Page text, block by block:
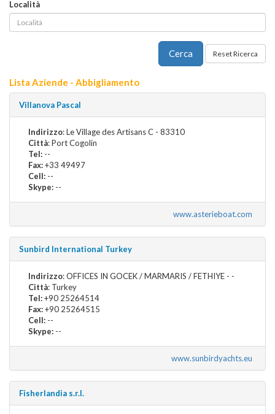
Località
Lista Aziende - Abbigliamento
Villanova Pascal
Indirizzo: Le Village des Artisans C - 83310
Città: Port Cogolin
Tel: --
Fax:+33 49497
Cell: --
Skype: --
www.asterieboat.com
Sunbird International Turkey
Indirizzo: OFFICES IN GOCEK / MARMARIS / FETHIYE - -
Città: Turkey
Tel:+90 25264514
Fax:+90 25264515
Cell: --
Skype: --
www.sunbirdyachts.eu
Fisherlandia s.r.l.